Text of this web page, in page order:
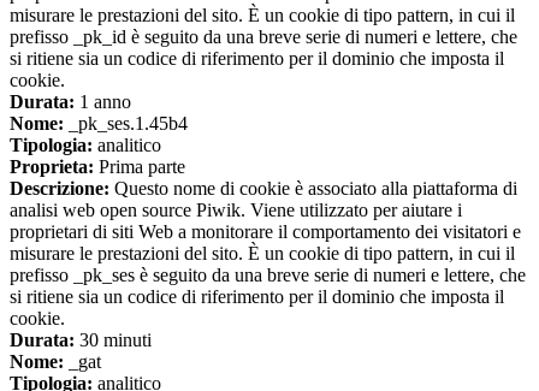
misurare le prestazioni del sito. È un cookie di tipo pattern, in cui il
prefisso _pk_id è seguito da una breve serie di numeri e lettere, che
si ritiene sia un codice di riferimento per il dominio che imposta il
cookie.
Durata: 1 anno
Nome: _pk_ses.1.45b4
Tipologia: analitico
Proprieta: Prima parte
Descrizione: Questo nome di cookie è associato alla piattaforma di
analisi web open source Piwik. Viene utilizzato per aiutare i
proprietari di siti Web a monitorare il comportamento dei visitatori e
misurare le prestazioni del sito. È un cookie di tipo pattern, in cui il
prefisso _pk_ses è seguito da una breve serie di numeri e lettere, che
si ritiene sia un codice di riferimento per il dominio che imposta il
cookie.
Durata: 30 minuti
Nome: _gat
Tipologia: analitico